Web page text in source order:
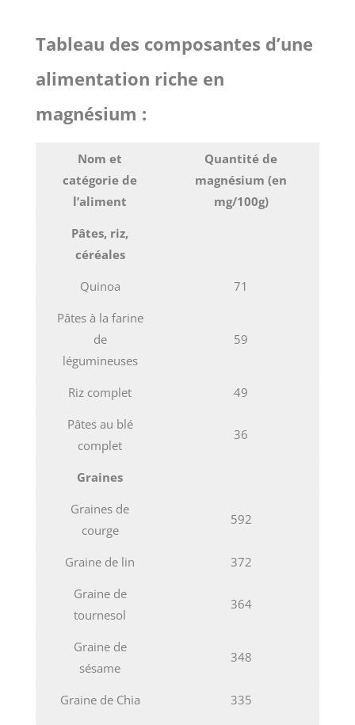
Tableau des composantes d’une
alimentation riche en
magnésium :
Nom et
catégorie de
l’aliment
Quantité de
magnésium (en
mg/100g)
Pâtes, riz,
céréales
Quinoa
71
Pâtes à la farine
de
légumineuses
59
Riz complet
49
Pâtes au blé
complet
36
Graines
Graines de
courge
592
Graine de lin
372
Graine de
tournesol
364
Graine de
sésame
348
Graine de Chia
335